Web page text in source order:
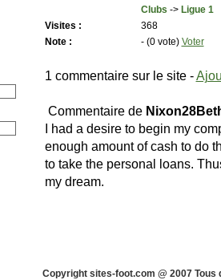
Clubs -> Ligue 1
Visites :
368
Note :
- (0 vote) Voter
1 commentaire sur le site -
Commentaire de
I had a desire to begin my
enough amount of cash to do
to take the personal loans.
my dream.
Copyright sites-foot.com @ 2007